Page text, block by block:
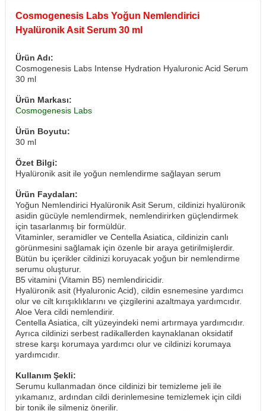
Cosmogenesis Labs Yoğun Nemlendirici
Hyalüronik Asit Serum 30 ml
Ürün Adı:
Cosmogenesis Labs Intense Hydration Hyaluronic Acid Serum
30 ml
Ürün Markası:
Cosmogenesis Labs
Ürün Boyutu:
30 ml
Özet Bilgi:
Hyalüronik asit ile yoğun nemlendirme sağlayan serum
Ürün Faydaları:
Yoğun Nemlendirici Hyalüronik Asit Serum, cildinizi hyalüronik
asidin gücüyle nemlendirmek, nemlendirirken güçlendirmek
için tasarlanmış bir formüldür.
Vitaminler, seramidler ve Centella Asiatica, cildinizin canlı
görünmesini sağlamak için özenle bir araya getirilmişlerdir.
Bütün bu içerikler cildinizi koruyacak yoğun bir nemlendirme
serumu oluşturur.
B5 vitamini (Vitamin B5) nemlendiricidir.
Hyalüronik asit (Hyaluronic Acid), cildin esnemesine yardımcı
olur ve cilt kırışıklıklarını ve çizgilerini azaltmaya yardımcıdır.
Aloe Vera cildi nemlendirir.
Centella Asiatica, cilt yüzeyindeki nemi artırmaya yardımcıdır.
Ayrıca cildinizi serbest radikallerden kaynaklanan oksidatif
strese karşı korumaya yardımcı olur ve cildinizi korumaya
yardımcıdır.
Kullanım Şekli:
Serumu kullanmadan önce cildinizi bir temizleme jeli ile
yıkamanız, ardından cildi derinlemesine temizlemek için cildi
bir tonik ile silmeniz önerilir.